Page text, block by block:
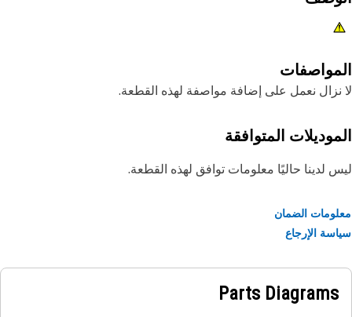
نعمل على إضافة مواصفة لهذه القطعة.
المتوافقة
لدينا حاليًا معلومات توافق لهذه القطعة.
الضمان
الإرجاع
Parts Diagrams